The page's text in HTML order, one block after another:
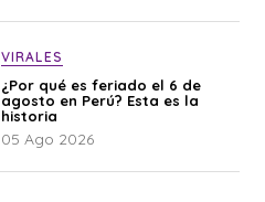
VIRALES
¿Por qué es feriado el 6 de
agosto en Perú? Esta es la
historia
05 Ago 2026